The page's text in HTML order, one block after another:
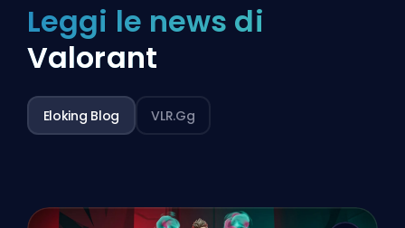
Leggi le news di
Valorant
Eloking Blog VLR.gg